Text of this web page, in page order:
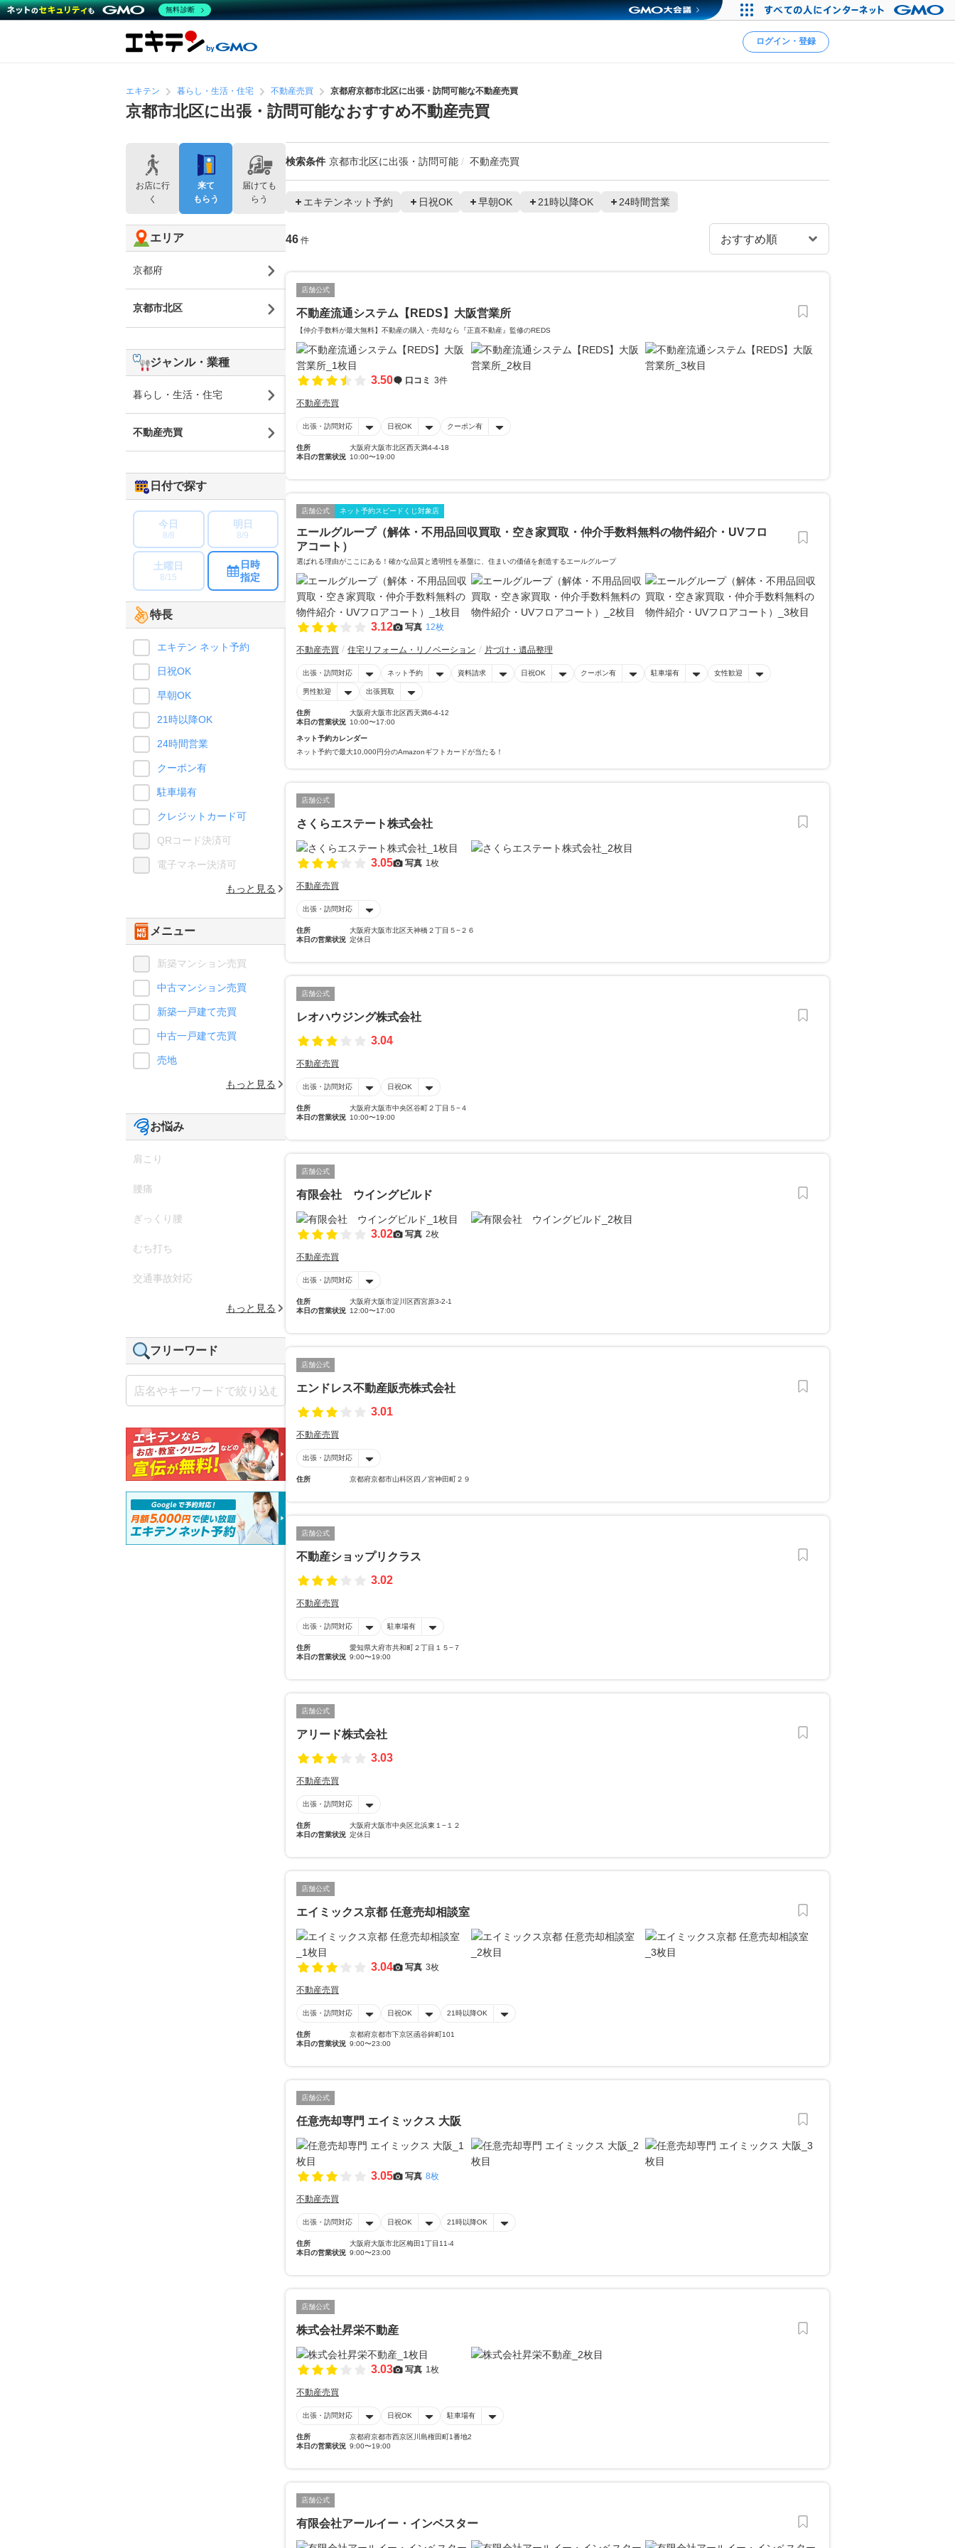
ログイン・登録
エキテン 暮らし・生活・住宅 不動産売買 京都府京都市北区に出張・訪問可能な不動産売買
京都市北区に出張・訪問可能なおすすめ不動産売買
検索条件 京都市北区に出張・訪問可能 不動産売買
エキテンネット予約 日祝OK 早朝OK 21時以降OK 24時間営業
46 件
店舗公式
不動産流通システム【REDS】大阪営業所
【仲介手数料が最大無料】不動産の購入・売却なら『正直不動産』監修のREDS
3.50 口コミ 3件
不動産売買
出張・訪問対応 日祝OK クーポン有
住所
大阪府大阪市北区西天満4-4-18
本日の営業状況 10:00〜19:00
店舗公式 ネット予約スピードくじ対象店
エールグループ（解体・不用品回収買取・空き家買取・仲介手数料無料の物件紹介・UVフロ
アコート）
選ばれる理由がここにある！確かな品質と透明性を基盤に、住まいの価値を創造するエールグループ
3.12 写真 12枚
不動産売買 住宅リフォーム・リノベーション 片づけ・遺品整理
出張・訪問対応 ネット予約 資料請求 日祝OK クーポン有 駐車場有 女性歓迎
男性歓迎 出張買取
住所
大阪府大阪市北区西天満6-4-12
本日の営業状況 10:00〜17:00
ネット予約カレンダー
ネット予約で最大10,000円分のAmazonギフトカードが当たる！
店舗公式
さくらエステート株式会社
3.05 写真 1枚
不動産売買
出張・訪問対応
住所
大阪府大阪市北区天神橋２丁目５−２６
本日の営業状況 定休日
店舗公式
レオハウジング株式会社
3.04
不動産売買
出張・訪問対応 日祝OK
住所
大阪府大阪市中央区谷町２丁目５−４
本日の営業状況 10:00〜19:00
店舗公式
有限会社 ウイングビルド
3.02 写真 2枚
不動産売買
出張・訪問対応
住所
大阪府大阪市淀川区西宮原3-2-1
本日の営業状況 12:00〜17:00
店舗公式
エンドレス不動産販売株式会社
3.01
不動産売買
出張・訪問対応
住所 京都府京都市山科区四ノ宮神田町２９
店舗公式
不動産ショップリクラス
3.02
不動産売買
出張・訪問対応 駐車場有
住所
愛知県大府市共和町２丁目１５−７
本日の営業状況 9:00〜19:00
店舗公式
アリード株式会社
3.03
不動産売買
出張・訪問対応
住所
大阪府大阪市中央区北浜東１−１２
本日の営業状況 定休日
店舗公式
エイミックス京都 任意売却相談室
3.04 写真 3枚
不動産売買
出張・訪問対応 日祝OK 21時以降OK
住所
京都府京都市下京区函谷鉾町101
本日の営業状況 9:00〜23:00
店舗公式
任意売却専門 エイミックス 大阪
3.05 写真 8枚
不動産売買
出張・訪問対応 日祝OK 21時以降OK
住所
大阪府大阪市北区梅田1丁目11-4
本日の営業状況 9:00〜23:00
店舗公式
株式会社昇栄不動産
3.03 写真 1枚
不動産売買
出張・訪問対応 日祝OK 駐車場有
住所
京都府京都市西京区川島権田町1番地2
本日の営業状況 9:00〜19:00
店舗公式
有限会社アールイー・インベスター
お店に行
く
来て
もらう
届けても
らう
エリア
京都府
京都市北区
ジャンル・業種
暮らし・生活・住宅
不動産売買
日付で探す
今日
8/8
明日
8/9
土曜日
8/15
日時
指定
特長
エキテン ネット予約
日祝OK
早朝OK
21時以降OK
24時間営業
クーポン有
駐車場有
クレジットカード可
QRコード決済可
電子マネー決済可
もっと見る
メニュー
新築マンション売買
中古マンション売買
新築一戸建て売買
中古一戸建て売買
売地
もっと見る
お悩み
肩こり
腰痛
ぎっくり腰
むち打ち
交通事故対応
もっと見る
フリーワード
無料診断